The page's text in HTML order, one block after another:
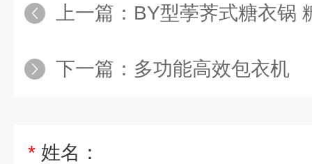
上一篇： BY型荸荠式糖衣锅
下一篇： 多功能高效包衣机
* 姓名：